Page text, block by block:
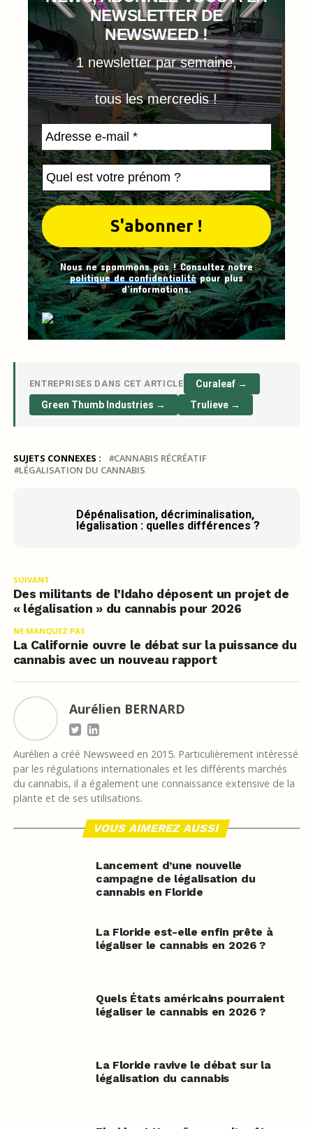
NEWSLETTER DE
NEWSWEED !
1 newsletter par semaine,
tous les mercredis !
Nous ne spammons pas ! Consultez notre
politique de confidentialitépour plus
d’informations.
ENTREPRISES DANS CET ARTICLE
Curaleaf →
Green Thumb Industries →
Trulieve →
SUJETS CONNEXES :
CANNABIS RÉCRÉATIF
LÉGALISATION DU CANNABIS
Dépénalisation, décriminalisation,
légalisation : quelles différences ?
SUIVANT
Des militants de l’Idaho déposent un projet de
« légalisation » du cannabis pour 2026
NE MANQUEZ PAS
La Californie ouvre le débat sur la puissance du
cannabis avec un nouveau rapport
Aurélien BERNARD
Aurélien a créé Newsweed en 2015. Particulièrement intéressé
par les régulations internationales et les différents marchés
du cannabis, il a également une connaissance extensive de la
plante et de ses utilisations.
VOUS AIMEREZ AUSSI
Lancement d’une nouvelle
campagne de légalisation du
cannabis en Floride
La Floride est-elle enfin prête à
légaliser le cannabis en 2026 ?
Quels États américains pourraient
légaliser le cannabis en 2026 ?
La Floride ravive le débat sur la
légalisation du cannabis